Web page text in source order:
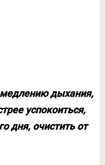
дыхания,
успокоиться,
дня, очистить от